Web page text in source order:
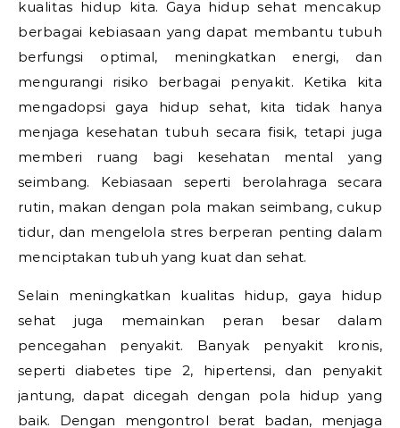
kualitas hidup kita. Gaya hidup sehat mencakup
berbagai kebiasaan yang dapat membantu tubuh
berfungsi optimal, meningkatkan energi, dan
mengurangi risiko berbagai penyakit. Ketika kita
mengadopsi gaya hidup sehat, kita tidak hanya
menjaga kesehatan tubuh secara fisik, tetapi juga
memberi ruang bagi kesehatan mental yang
seimbang. Kebiasaan seperti berolahraga secara
rutin, makan dengan pola makan seimbang, cukup
tidur, dan mengelola stres berperan penting dalam
menciptakan tubuh yang kuat dan sehat.
Selain meningkatkan kualitas hidup, gaya hidup
sehat juga memainkan peran besar dalam
pencegahan penyakit. Banyak penyakit kronis,
seperti diabetes tipe 2, hipertensi, dan penyakit
jantung, dapat dicegah dengan pola hidup yang
baik. Dengan mengontrol berat badan, menjaga